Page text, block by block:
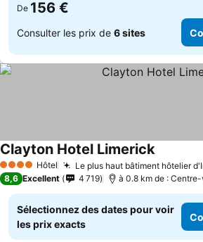
De 156 €
Consulter les prix de 6 sites
4 Étoiles Hôtel Le plus haut bâtiment hôtelier
Clayton Hotel Limerick
8,6 Excellent 4 719 à 0.8 km de :
Sélectionnez des dates pour voir
les prix exacts